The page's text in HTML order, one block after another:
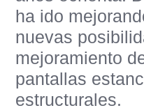
ha ido
nuevas
mejoramiento
pantallas
estructurales.